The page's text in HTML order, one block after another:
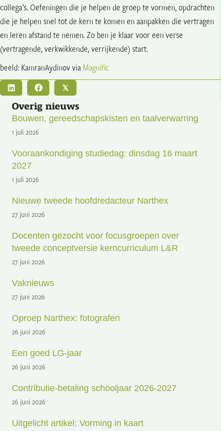
collega’s. Oefeningen die je helpen de groep te vormen, opdrachten
die je helpen snel tot de kern te komen en aanpakken die vertragen
en leren afstand te nemen. Zo ben je klaar voor een verse
(vertragende, verkwikkende, verrijkende) start.
beeld: KamranAydinov via Magnific
𝕏
Overig nieuws
Bouwen, gereedschapskisten en taalverwarring
1 juli 2026
Vooraankondiging studiedag: dinsdag 16 maart
2027
1 juli 2026
Nieuwe tweede hoofdredacteur Narthex
27 juni 2026
Docenten gezocht voor focusgroepen over
tweede conceptversie kerncurriculum L&R
27 juni 2026
Vaknieuws
27 juni 2026
Oproep Narthex: fotografen
26 juni 2026
Een goed LG-jaar
26 juni 2026
Contributie-betaling schooljaar 2026-2027
26 juni 2026
Uitgelicht artikel: Vorming in kaart